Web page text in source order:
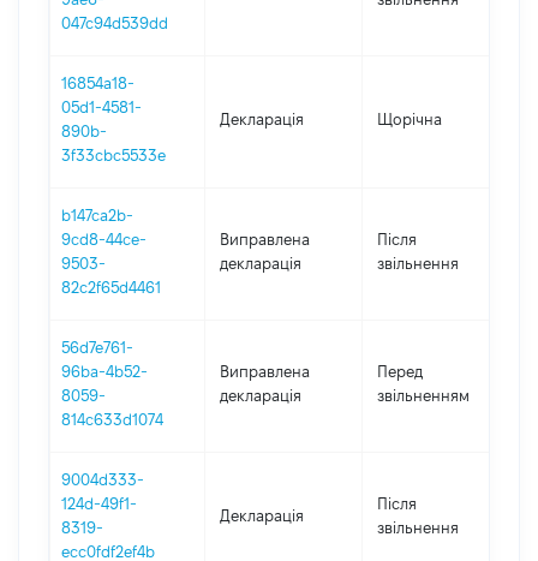
047c94d539dd
16854a18-
05d1-4581-
890b-
3f33cbc5533e
Декларація Щорічна
b147ca2b-
9cd8-44ce-
9503-
82c2f65d4461
Виправлена
декларація
Після
звільнення
56d7e761-
96ba-4b52-
8059-
814c633d1074
Виправлена
декларація
Перед
звільненням
9004d333-
124d-49f1-
8319-
ecc0fdf2ef4b
Декларація
Після
звільнення